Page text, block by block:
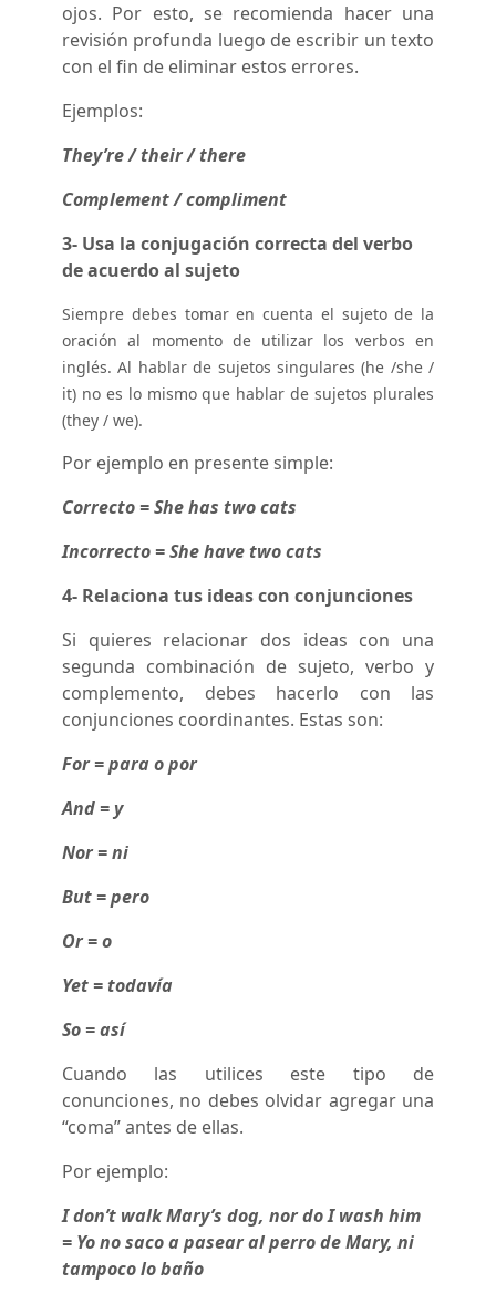
ojos. Por esto, se recomienda hacer una
revisión profunda luego de escribir un texto
con el fin de eliminar estos errores.
Ejemplos:
They’re / their / there
Complement / compliment
3- Usa la conjugación correcta del verbo
de acuerdo al sujeto
Siempre debes tomar en cuenta el sujeto de la
oración al momento de utilizar los verbos en
inglés. Al hablar de sujetos singulares (he /she /
it) no es lo mismo que hablar de sujetos plurales
(they / we).
Por ejemplo en presente simple:
Correcto = She has two cats
Incorrecto = She have two cats
4- Relaciona tus ideas con conjunciones
Si quieres relacionar dos ideas con una
segunda combinación de sujeto, verbo y
complemento, debes hacerlo con las
conjunciones coordinantes. Estas son:
For = para o por
And = y
Nor = ni
But = pero
Or = o
Yet = todavía
So = así
Cuando las utilices este tipo de
conunciones, no debes olvidar agregar una
“coma” antes de ellas.
Por ejemplo:
I don’t walk Mary’s dog, nor do I wash him
= Yo no saco a pasear al perro de Mary, ni
tampoco lo baño